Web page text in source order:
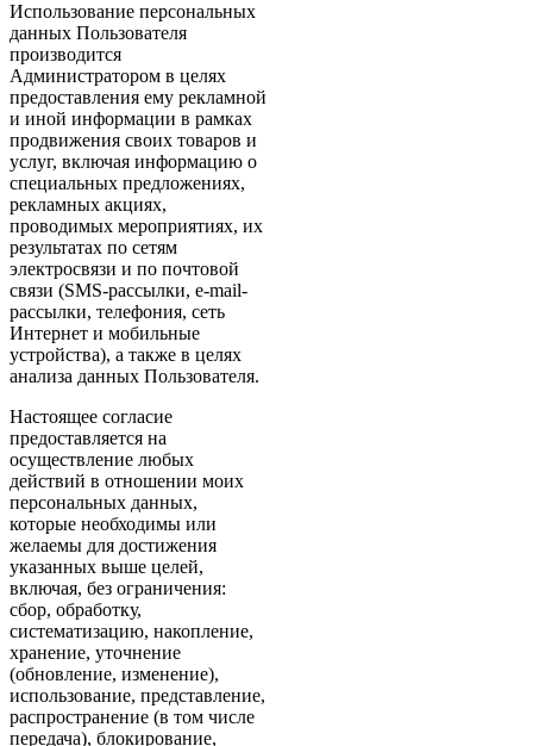
Использование персональных
данных Пользователя
производится
Администратором в целях
предоставления ему рекламной
и иной информации в рамках
продвижения своих товаров и
услуг, включая информацию о
специальных предложениях,
рекламных акциях,
проводимых мероприятиях, их
результатах по сетям
электросвязи и по почтовой
связи (SMS-рассылки, e-mail-
рассылки, телефония, сеть
Интернет и мобильные
устройства), а также в целях
анализа данных Пользователя.
Настоящее согласие
предоставляется на
осуществление любых
действий в отношении моих
персональных данных,
которые необходимы или
желаемы для достижения
указанных выше целей,
включая, без ограничения:
сбор, обработку,
систематизацию, накопление,
хранение, уточнение
(обновление, изменение),
использование, представление,
распространение (в том числе
передача), блокирование,